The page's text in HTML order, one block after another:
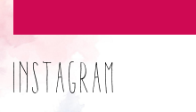
Instagram